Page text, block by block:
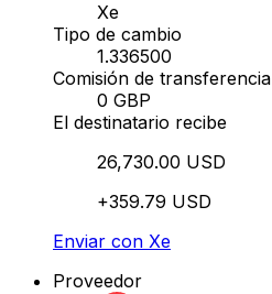
Xe
Tipo de cambio
1.336500
Comisión de transferencia
0 GBP
El destinatario recibe
26,730.00 USD
+359.79 USD
Enviar con Xe
Proveedor